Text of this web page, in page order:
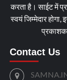
करता है। साईट में
स्वयं जिम्मेदार
प्रकाशक
Contact Us